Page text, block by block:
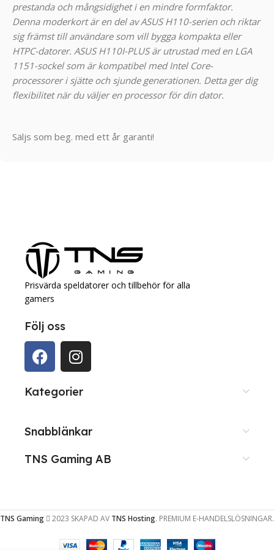
prestanda och mångsidighet i en mindre formfaktor.
Denna moderkort är en del av ASUS H110-serien och riktar
sig främst till användare som vill bygga kompakta eller
HTPC-datorer. ASUS H110I-PLUS är utrustad med en LGA
1151-sockel som är kompatibel med Intel Core-
processorer i sjätte och sjunde generationen. Detta ger dig
flexibilitet när du väljer en processor för din dator.
Säljs som beg. med ett år garanti!
Prisvärda speldatorer och tillbehör för alla
gamers
Följ oss
Kategorier
Snabblänkar
TNS Gaming AB
TNS Gaming 2023 SKAPAD AV TNS Hosting. PREMIUM E-HANDELSLÖSNINGAR.